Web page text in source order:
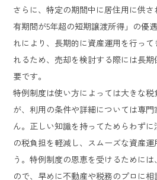
さらに、特定の期間中に居住用に供
有期間が5年超の短期譲渡所得」の優
れにより、長期的に資産運用を行っ
れるため、売却を検討する際には長
要です。
特例制度は使い方によっては大きな
が、利用の条件や詳細については専
ん。正しい知識を持ってためらわず
の税負担を軽減し、スムーズな資産
う。特例制度の恩恵を受けるために
ので、早めに不動産や税務のプロに